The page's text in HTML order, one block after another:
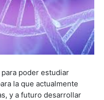
poder estudiar
la que actualmente
y a futuro desarrollar